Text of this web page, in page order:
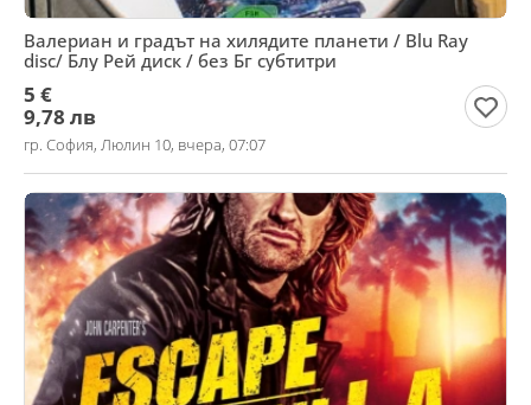
Валериан и градът на хилядите планети / Blu Ray
disc/ Блу Рей диск / без Бг субтитри
5 €
9,78 лв
гр. София, Люлин 10, вчера, 07:07